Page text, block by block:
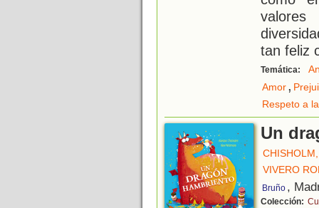
tan feliz
Temática:
Amor,
Respeto a
Un
VIVERO
Bruño ,
Colección: